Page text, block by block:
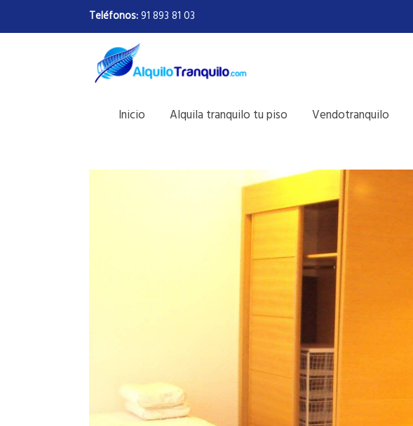
Teléfonos:91 893 81 03
Inicio Alquila tranquilo tu piso Vendotranquilo